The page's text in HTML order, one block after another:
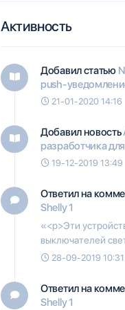
Активность
Добавил статью
push-
21-01-2020 14:16
Добавил новость
разработчика
19-12-2019 13:49
Ответил на
Shelly 1
«<p>Эти
выключателей
28-09-2019 10:31
Ответил на
Shelly 1